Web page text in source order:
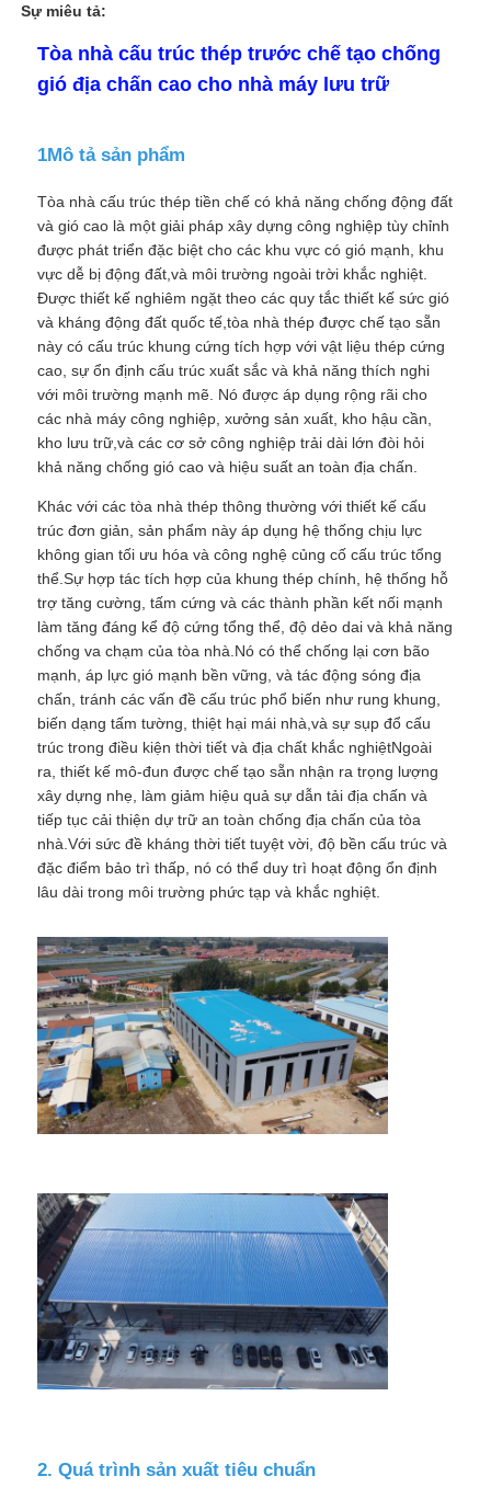
Trang chủ
Các sản phẩm
Về chúng tôi
Tham quan nhà máy
Kiểm soát chất lượng
Liên hệ
Tin tức
Các vụ án
Yêu cầu báo giá
Cấu trúc thép đúc sẵn
Kho cấu trúc thép
Hội thảo cấu trúc thép
Xây dựng cấu trúc thép
Xây dựng cấu trúc thép
Chế tạo kết cấu thép
Sự miêu tả:
Tòa nhà cấu trúc thép trước chế tạo chống
gió địa chấn cao cho nhà máy lưu trữ
1Mô tả sản phẩm
Tòa nhà cấu trúc thép tiền chế có khả năng chống động đất
và gió cao là một giải pháp xây dựng công nghiệp tùy chỉnh
được phát triển đặc biệt cho các khu vực có gió mạnh, khu
vực dễ bị động đất,và môi trường ngoài trời khắc nghiệt.
Được thiết kế nghiêm ngặt theo các quy tắc thiết kế sức gió
và kháng động đất quốc tế,tòa nhà thép được chế tạo sẵn
này có cấu trúc khung cứng tích hợp với vật liệu thép cứng
cao, sự ổn định cấu trúc xuất sắc và khả năng thích nghi
với môi trường mạnh mẽ. Nó được áp dụng rộng rãi cho
các nhà máy công nghiệp, xưởng sản xuất, kho hậu cần,
kho lưu trữ,và các cơ sở công nghiệp trải dài lớn đòi hỏi
khả năng chống gió cao và hiệu suất an toàn địa chấn.
Khác với các tòa nhà thép thông thường với thiết kế cấu
trúc đơn giản, sản phẩm này áp dụng hệ thống chịu lực
không gian tối ưu hóa và công nghệ củng cố cấu trúc tổng
thể.Sự hợp tác tích hợp của khung thép chính, hệ thống hỗ
trợ tăng cường, tấm cứng và các thành phần kết nối mạnh
làm tăng đáng kể độ cứng tổng thể, độ dẻo dai và khả năng
chống va chạm của tòa nhà.Nó có thể chống lại cơn bão
mạnh, áp lực gió mạnh bền vững, và tác động sóng địa
chấn, tránh các vấn đề cấu trúc phổ biến như rung khung,
biến dạng tấm tường, thiệt hại mái nhà,và sự sụp đổ cấu
trúc trong điều kiện thời tiết và địa chất khắc nghiệtNgoài
ra, thiết kế mô-đun được chế tạo sẵn nhận ra trọng lượng
xây dựng nhẹ, làm giảm hiệu quả sự dẫn tải địa chấn và
tiếp tục cải thiện dự trữ an toàn chống địa chấn của tòa
nhà.Với sức đề kháng thời tiết tuyệt vời, độ bền cấu trúc và
đặc điểm bảo trì thấp, nó có thể duy trì hoạt động ổn định
lâu dài trong môi trường phức tạp và khắc nghiệt.
2. Quá trình sản xuất tiêu chuẩn